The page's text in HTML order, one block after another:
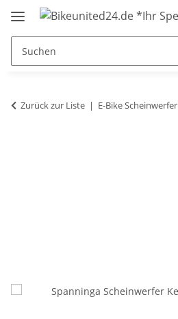
Zurück zur Liste E-Bike Scheinwerfer